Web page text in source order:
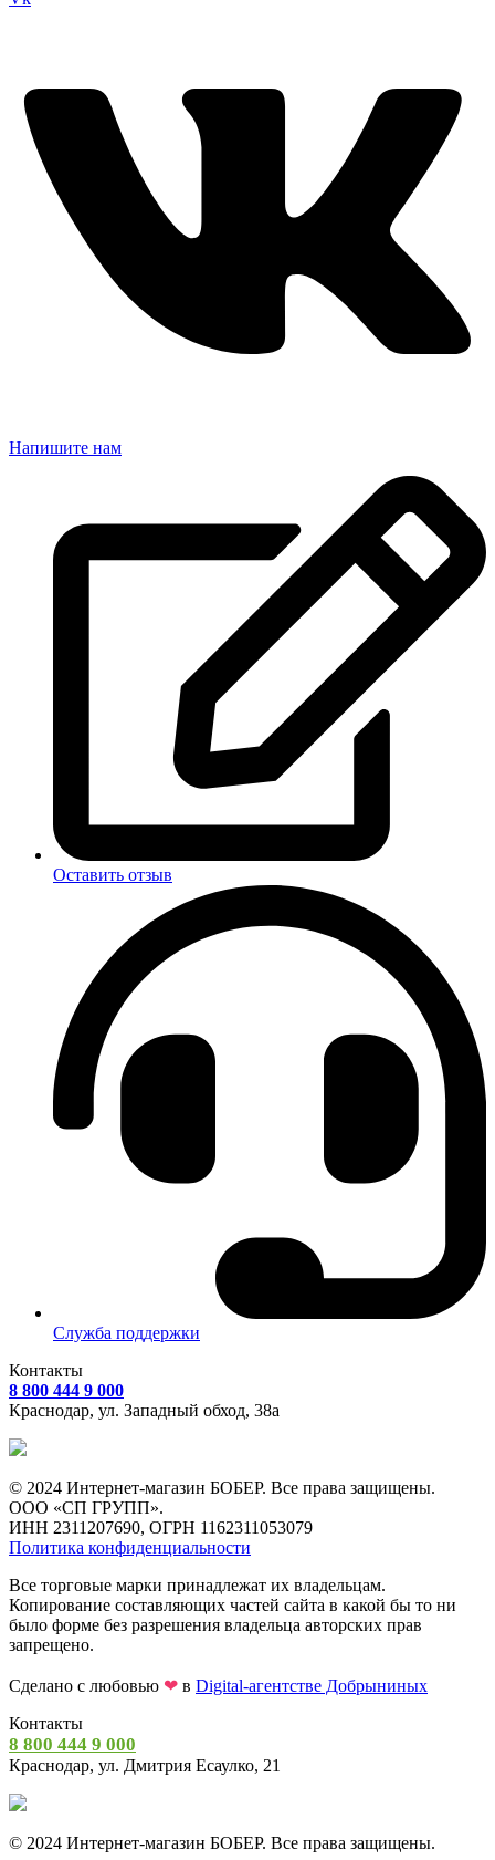
Напишите нам
Оставить отзыв
Служба поддержки
Контакты
8 800 444 9 000
Краснодар, ул. Западный обход, 38а
© 2024 Интернет-магазин БОБЕР. Все права защищены.
ООО «СП ГРУПП».
ИНН 2311207690, ОГРН 1162311053079
Политика конфиденциальности
Все торговые марки принадлежат их владельцам.
Копирование составляющих частей сайта в какой бы то ни
было форме без разрешения владельца авторских прав
запрещено.
Сделано с любовью ❤ в Digital-агентстве Добрыниных
Контакты
8 800 444 9 000
Краснодар, ул. Дмитрия Есаулко, 21
© 2024 Интернет-магазин БОБЕР. Все права защищены.